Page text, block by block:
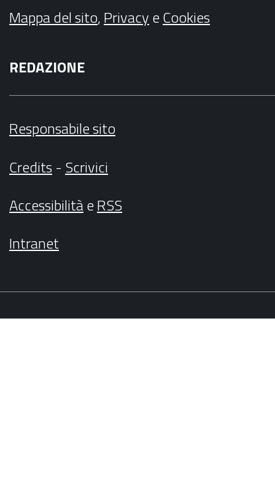
Mappa del sito,PrivacyeCookies
REDAZIONE
Responsabile sito
Credits- Scrivici
AccessibilitàeRSS
Intranet